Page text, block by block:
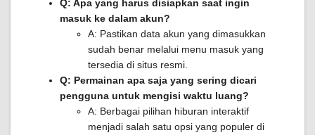
Q: Apa yang harus disiapkan saat ingin
masuk ke dalam akun?
A: Pastikan data akun yang dimasukkan
sudah benar melalui menu masuk yang
tersedia di situs resmi.
Q: Permainan apa saja yang sering dicari
pengguna untuk mengisi waktu luang?
A: Berbagai pilihan hiburan interaktif
menjadi salah satu opsi yang populer di